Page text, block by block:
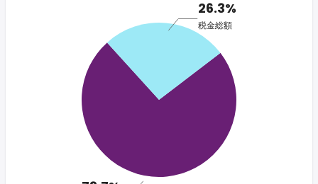
26.3%
税金総額